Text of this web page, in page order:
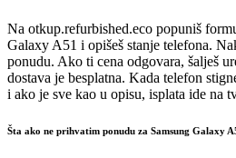
Na otkup.refurbished.eco popuniš
Galaxy A51 i opišeš stanje telefona.
ponudu. Ako ti cena odgovara, šalješ
dostava je besplatna. Kada telefon
i ako je sve kao u opisu, isplata ide na
Šta ako ne prihvatim ponudu za Samsung Galaxy